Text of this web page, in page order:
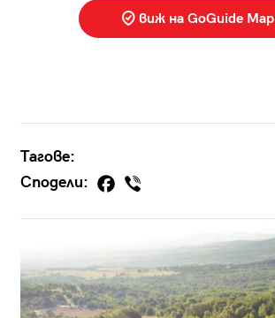
виж на GoGuide Map
Тагове:
Сподели: